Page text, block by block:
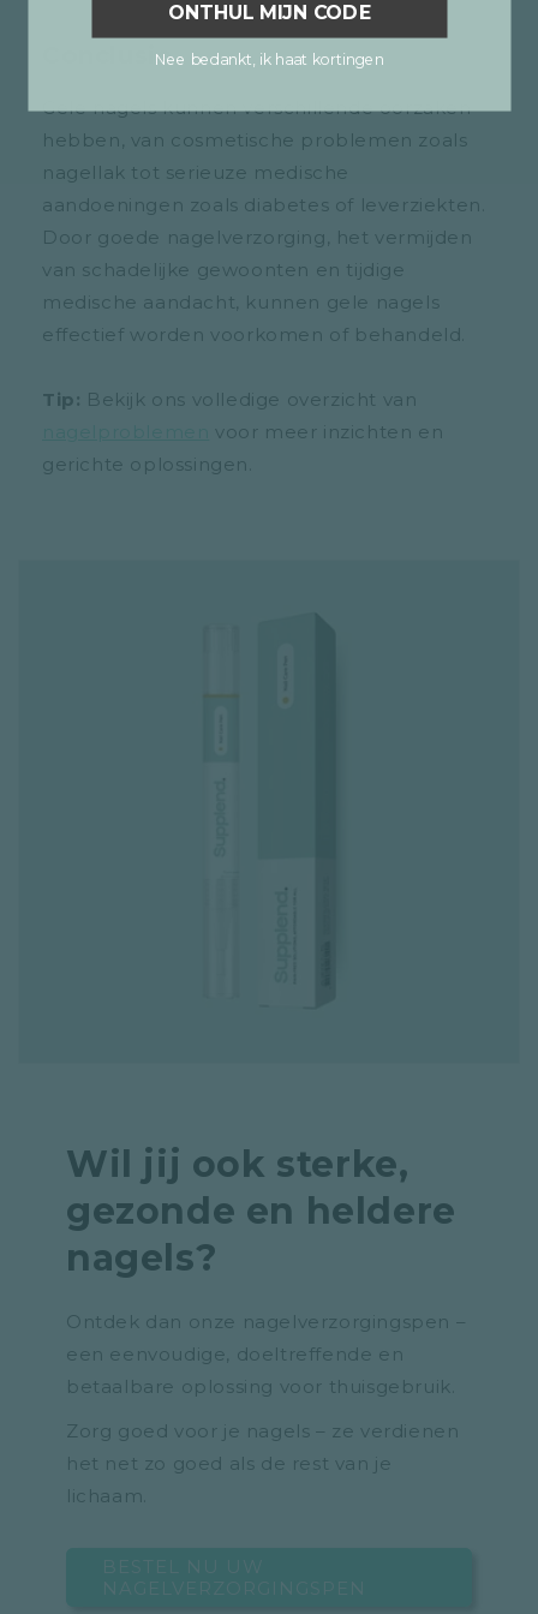
Conclusie
Gele nagels kunnen verschillende oorzaken
hebben, van cosmetische problemen zoals
nagellak tot serieuze medische
aandoeningen zoals diabetes of leverziekten.
Door goede nagelverzorging, het vermijden
van schadelijke gewoonten en tijdige
medische aandacht, kunnen gele nagels
effectief worden voorkomen of behandeld.
Tip: Bekijk ons volledige overzicht van
voor meer inzichten en
gerichte oplossingen.
Wil jij ook sterke,
gezonde en heldere
nagels?
Ontdek dan onze nagelverzorgingspen –
een eenvoudige, doeltreffende en
betaalbare oplossing voor thuisgebruik.
Zorg goed voor je nagels – ze verdienen
het net zo goed als de rest van je
lichaam.
ONTHUL MIJN CODE
Nee bedankt, ik haat kortingen